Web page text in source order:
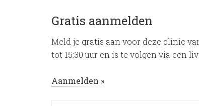
Gratis aanmelden
Meld je gratis aan voor deze clinic
tot 15:30 uur en is te volgen via een
Aanmelden »